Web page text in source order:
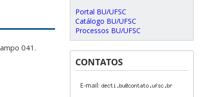
041.
Portal BU/UFSC
Catálogo BU/UFSC
Processos BU/UFSC
CONTATOS
E-mail: